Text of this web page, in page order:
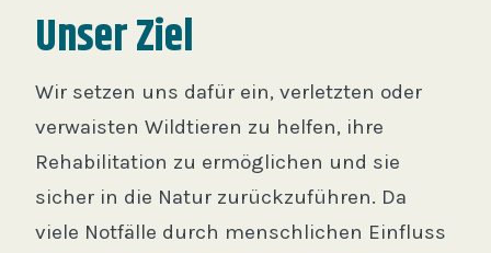
Unser Ziel
Wir setzen uns dafür ein, verletzten oder
verwaisten Wildtieren zu helfen, ihre
Rehabilitation zu ermöglichen und sie
sicher in die Natur zurückzuführen. Da
viele Notfälle durch menschlichen Einfluss